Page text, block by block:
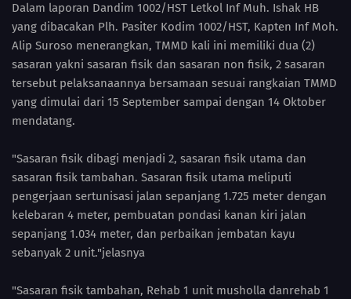
Dalam laporan Dandim 1002/HST Letkol Inf Muh. Ishak HB
yang dibacakan Plh. Pasiter Kodim 1002/HST, Kapten Inf Moh.
Alip Suroso menerangkan, TMMD kali ini memiliki dua (2)
sasaran yakni sasaran fisik dan sasaran non fisik, 2 sasaran
tersebut pelaksanaannya bersamaan sesuai rangkaian TMMD
yang dimulai dari 15 September sampai dengan 14 Oktober
mendatang.
"Sasaran fisik dibagi menjadi 2, sasaran fisik utama dan
sasaran fisik tambahan. Sasaran fisik utama meliputi
pengerjaan sertunisasi jalan sepanjang 1.725 meter dengan
kelebaran 4 meter, pembuatan pondasi kanan kiri jalan
sepanjang 1.034 meter, dan perbaikan jembatan kayu
sebanyak 2 unit."jelasnya
"Sasaran fisik tambahan, Rehab 1 unit musholla danrehab 1